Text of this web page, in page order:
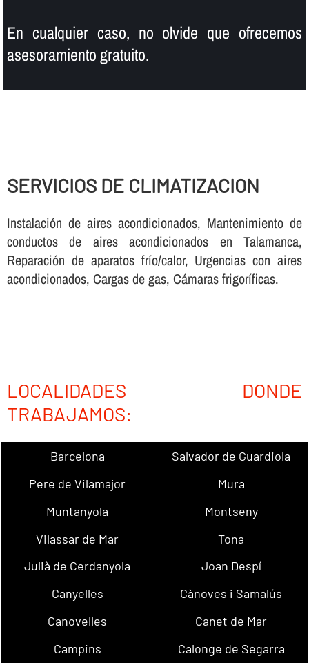
En cualquier caso, no olvide que ofrecemos
asesoramiento gratuito.
SERVICIOS DE CLIMATIZACION
Instalación de aires acondicionados, Mantenimiento de
conductos de aires acondicionados en Talamanca,
Reparación de aparatos frí­o/calor, Urgencias con aires
acondicionados, Cargas de gas, Cámaras frigorí­ficas.
LOCALIDADES DONDE
TRABAJAMOS:
Barcelona
Salvador de Guardiola
Pere de Vilamajor
Mura
Muntanyola
Montseny
Vilassar de Mar
Tona
Julià de Cerdanyola
Joan Despí
Canyelles
Cànoves i Samalús
Canovelles
Canet de Mar
Campins
Calonge de Segarra